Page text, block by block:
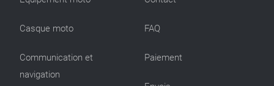
Casque moto
Communication et
navigation
FAQ
Paiement